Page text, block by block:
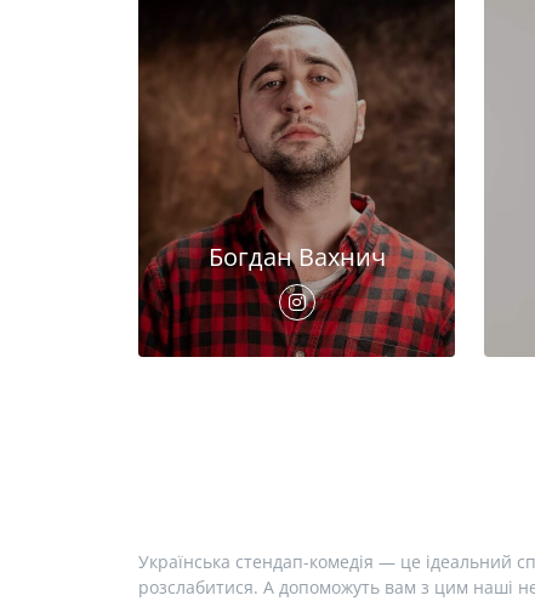
Богдан Вахнич
Українська стендап-комедія — це ідеальний
розслабитися. А допоможуть вам з цим наші